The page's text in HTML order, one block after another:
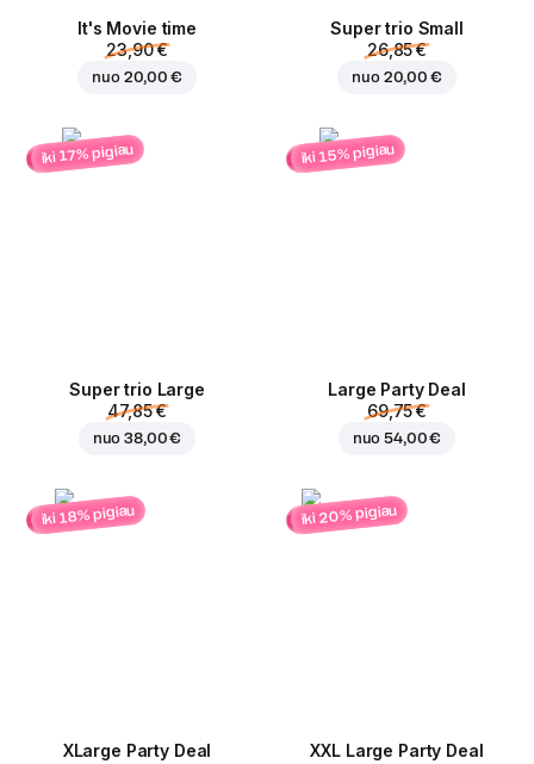
It's Movie time
23,90 €
nuo 20,00 €
Super trio Small
26,85 €
nuo 20,00 €
iki 17% pigiau
Super trio Large
47,85 €
nuo38,00 €
iki 15% pigiau
Large Party Deal
69,75 €
nuo54,00 €
iki 18% pigiau
ХLarge Party Deal
iki 20% pigiau
XXL Large Party Deal